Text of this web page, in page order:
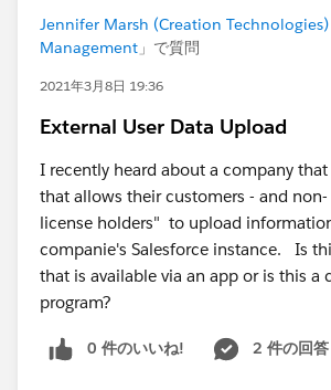
Jennifer Marsh (Creation Technologies)
Management 」で質問
2021年3月8日 19:36
External User Data Upload
I recently heard about a company
that allows their customers - and non-
license holders" to upload
companie's Salesforce instance. Is
that is available via an app or is this a
program?
0 件のいいね! 2 件の回答